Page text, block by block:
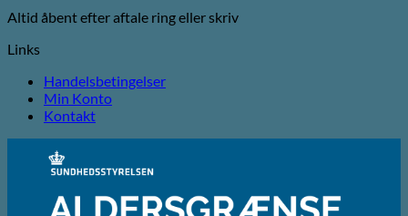
Altid åbent efter aftale ring eller skriv
Links
Handelsbetingelser
Min Konto
Kontakt